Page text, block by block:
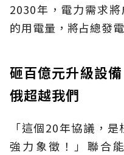
2030年，電力需求
的用電量，將占總發
砸百億元升級設
俄超越我們
「這個20年協議，
強力象徵！」聯合